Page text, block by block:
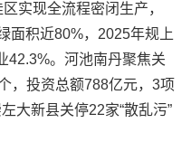
实现全流程密闭生产，
面积近80%，2025年规上
42.3%。河池南丹聚焦关
，投资总额788亿元，3项
大新县关停22家“散乱污”